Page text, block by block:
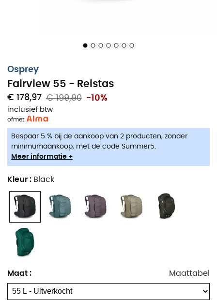
Osprey
Fairview 55 - Reistas
€ 178,97 € 199,90 -10%
inclusief btw
ofmet
Bespaar 5 % bij de aankoop van 2 producten, zonder
minimumaankoop, met de code Summer5.
Meer informatie +
Kleur : Black
Maat : Maattabel